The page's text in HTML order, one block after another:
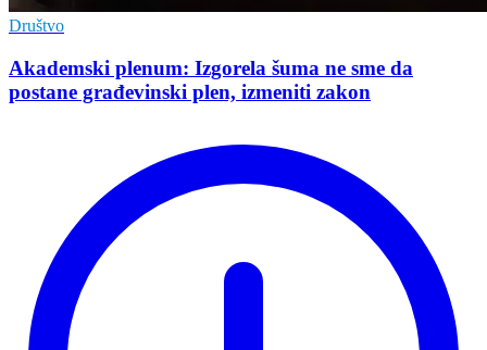
Društvo
Akademski plenum: Izgorela šuma ne sme da
postane građevinski plen, izmeniti zakon